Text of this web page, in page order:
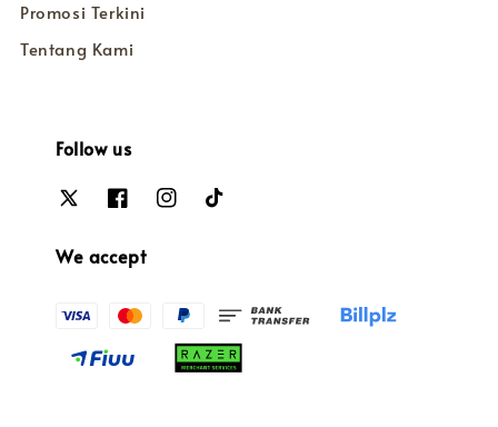
Promosi Terkini
Tentang Kami
Follow us
We accept